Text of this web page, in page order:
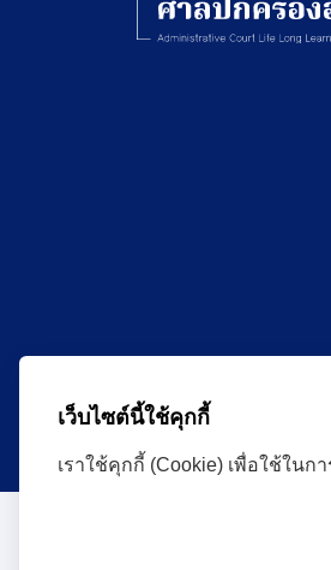
เว็บไซต์นี้ใช้คุกกี้
เราใช้คุกกี้ (Cookie) เพื่อใช้ใน